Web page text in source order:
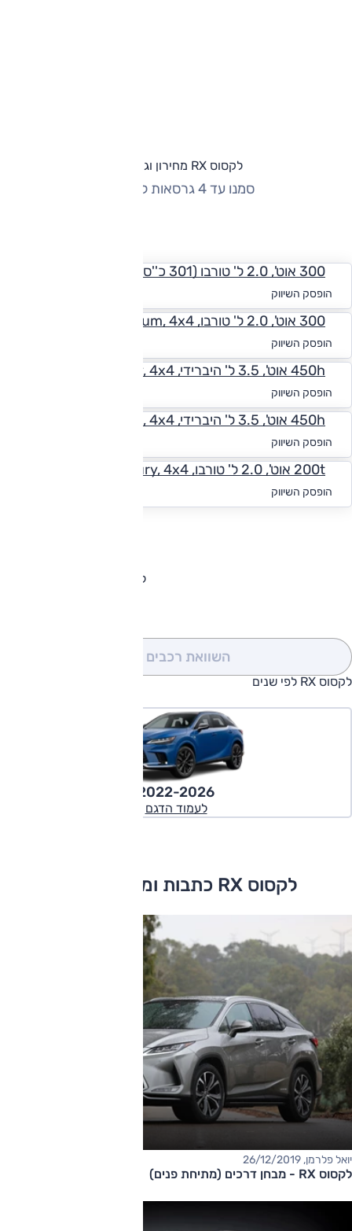
לקסוס RX מחירון וגרסאות
סמנו עד 4 גרסאות להשוואה
300 אוט', 2.0 ל' טורבו (301 כ''ס), Luxury, 4x4
הופסק השיווק
300 אוט', 2.0 ל' טורבו, Premium, 4x4
הופסק השיווק
450h אוט', 3.5 ל' היברידי, Luxury, 4x4
הופסק השיווק
450h אוט', 3.5 ל' היברידי, Premium, 4x4
הופסק השיווק
200t אוט', 2.0 ל' טורבו, Luxury, 4x4
הופסק השיווק
להורדת קטלוג לקסוס RX
השוואת רכבים
לקסוס RX לפי שנים
2022-2026
לעמוד הדגם
לקסוס RX כתבות ומבחני דרכים
יואל פלרמן, 26/12/2019
לקסוס RX - מבחן דרכים (מתיחת פנים)